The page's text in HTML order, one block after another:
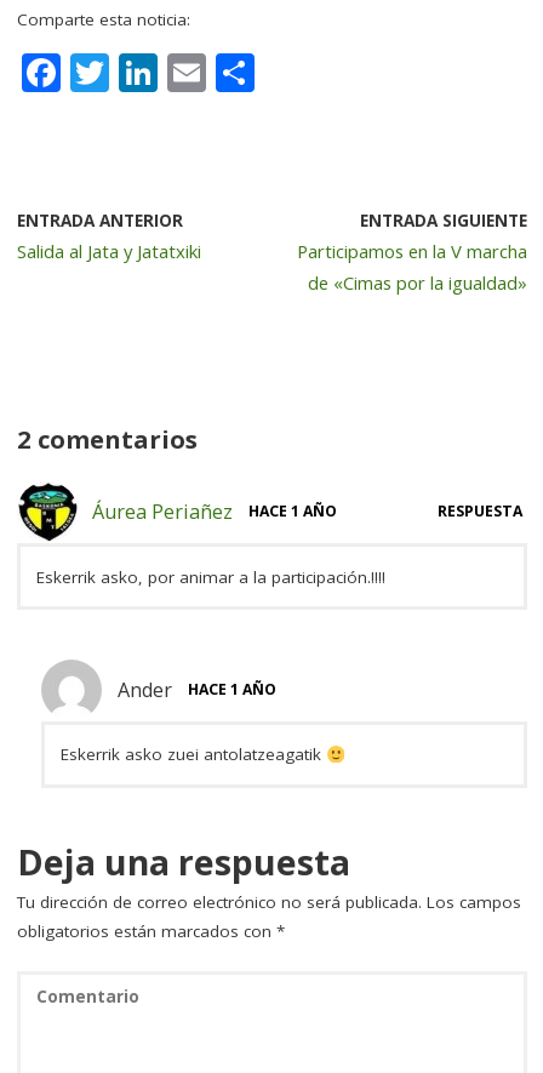
Comparte esta noticia:
F
a
b
o
T
w
r
Li
n
dI
n
E
m
C
ENTRADA ANTERIOR
Salida al Jata y Jatatxiki
ENTRADA SIGUIENTE
Participamos en la V marcha
de «Cimas por la igualdad»
2 comentarios
Áurea Periañez HACE 1 AÑO RESPUESTA
Eskerrik asko, por animar a la participación.!!!!
Ander HACE 1 AÑO
Eskerrik asko zuei antolatzeagatik
Deja una respuesta
Tu dirección de correo electrónico no será publicada. Los campos
obligatorios están marcados con *